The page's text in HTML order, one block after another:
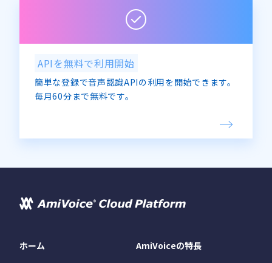
APIを無料で利用開始
簡単な登録で音声認識APIの利用を開始できます。
毎月60分まで無料です。
ホーム AmiVoiceの特長